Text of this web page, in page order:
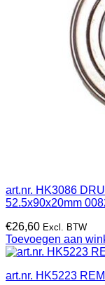
art.nr. HK3086
52.5x90x20mm
€26,60 Excl. BTW
Toevoegen aan
art.nr. HK5223